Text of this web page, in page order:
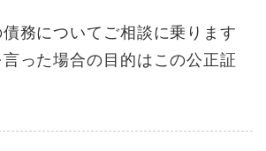
務についてご相談に乗ります
った場合の目的はこの公正証